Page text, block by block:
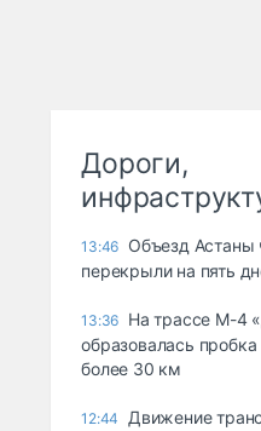
Дороги,
13:46 Объезд Астаны
перекрыли на пять
13:36 На трассе М-4
образовалась
более 30 км
12:44
Движение